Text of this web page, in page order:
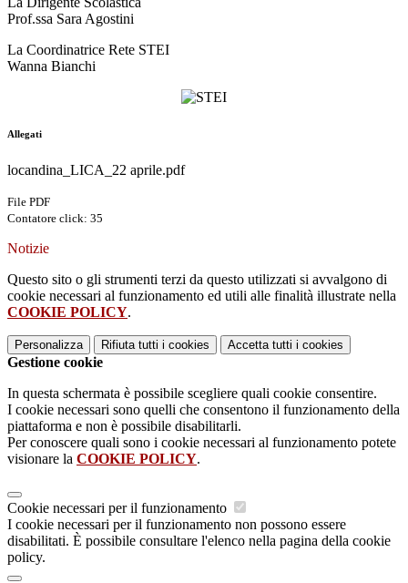
Prof.ssa Sara Agostini
La Coordinatrice Rete STEI
Wanna Bianchi
Allegati
locandina_LICA_22 aprile.pdf
File PDF
Contatore click: 35
Notizie
Questo sito o gli strumenti terzi da questo utilizzati si avvalgono di
cookie necessari al funzionamento ed utili alle finalità illustrate nella
COOKIE POLICY.
Personalizza Rifiuta tutti i cookies Accetta tutti i cookies
Gestione cookie
In questa schermata è possibile scegliere quali cookie consentire.
I cookie necessari sono quelli che consentono il funzionamento della
piattaforma e non è possibile disabilitarli.
Per conoscere quali sono i cookie necessari al funzionamento potete
visionare la COOKIE POLICY.
Cookie necessari per il funzionamento
I cookie necessari per il funzionamento non possono essere
disabilitati. È possibile consultare l'elenco nella pagina della cookie
policy.